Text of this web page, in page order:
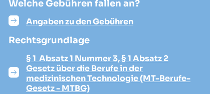
Welche Gebühren fallen an?
Angaben zu den Gebühren
Rechtsgrundlage
§ 1 Absatz 1 Nummer 3, § 1 Absatz 2
Gesetz über die Berufe in der
medizinischen Technologie (MT-Berufe-
Gesetz - MTBG)